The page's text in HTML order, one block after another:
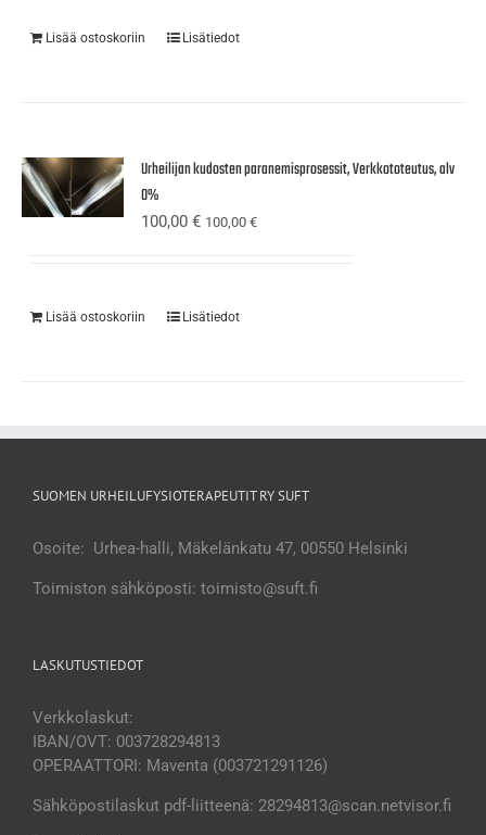
Lisää ostoskoriin Lisätiedot
Urheilijan kudosten paranemisprosessit, Verkkototeutus, alv
0%
100,00€ 100,00€
Lisää ostoskoriin Lisätiedot
SUOMEN URHEILUFYSIOTERAPEUTIT RY SUFT
Osoite: Urhea-halli, Mäkelänkatu 47, 00550 Helsinki
Toimiston sähköposti: toimisto@suft.fi
LASKUTUSTIEDOT
Verkkolaskut:
IBAN/OVT: 003728294813
OPERAATTORI: Maventa (003721291126)
Sähköpostilaskut pdf-liitteenä: 28294813@scan.netvisor.fi